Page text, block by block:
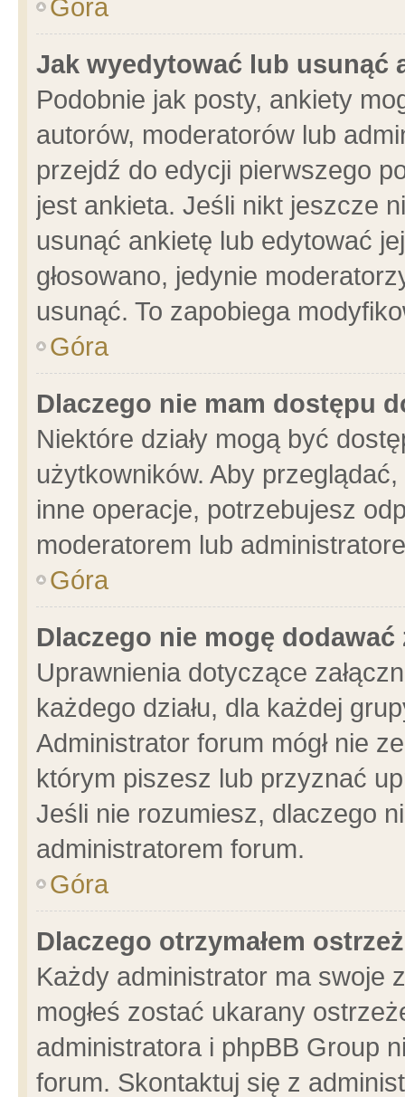
Góra
Jak wyedytować lub usunąć
Podobnie jak posty, ankiety
autorów, moderatorów lub
przejdź do edycji pierwszego
jest ankieta. Jeśli nikt jeszcze
usunąć ankietę lub edytować
głosowano, jedynie
usunąć. To zapobiega
Góra
Dlaczego nie mam dostępu
Niektóre działy mogą być
użytkowników. Aby
inne operacje, potrzebujesz
moderatorem lub
Góra
Dlaczego nie mogę dodawać
Uprawnienia dotyczące
każdego działu, dla każdej
Administrator forum mógł nie
którym piszesz lub przyznać
Jeśli nie rozumiesz, dlaczego
administratorem forum.
Góra
Dlaczego otrzymałem
Każdy administrator ma swoje
mogłeś zostać ukarany
administratora i phpBB Group
forum. Skontaktuj się z